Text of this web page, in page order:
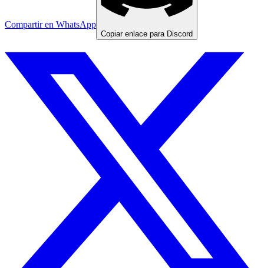
Compartir en WhatsApp
Copiar enlace para Discord